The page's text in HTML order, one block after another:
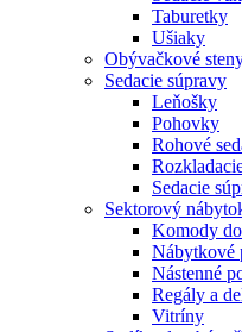
Taburetky
Ušiaky
Obývačkové
Sedacie súpravy
Leňošky
Pohovky
Rohové
Sedacie
Sektorový
Komody
Nábytkové
Nástenné
Regály a
Vitríny